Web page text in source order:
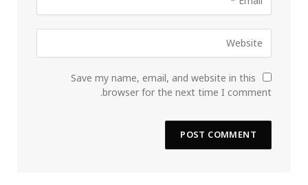
Save my name, email, and website in this
browser for the next time I comment.